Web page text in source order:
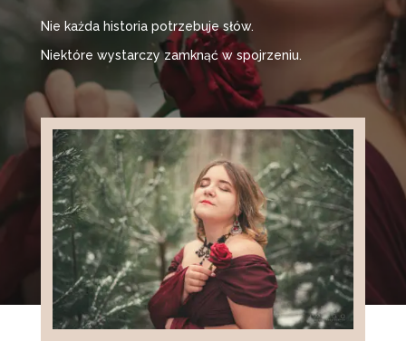
Nie każda historia potrzebuje słów.
Niektóre wystarczy zamknąć w spojrzeniu.